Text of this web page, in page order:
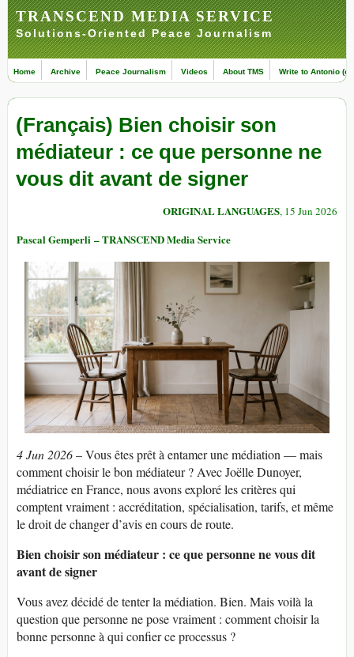
TRANSCEND MEDIA SERVICE
Solutions-Oriented Peace Journalism
Home Archive Peace Journalism Videos About TMS Write to Antonio
(Français) Bien choisir son
médiateur : ce que personne ne
vous dit avant de signer
ORIGINAL LANGUAGES, 15 Jun 2026
Pascal Gemperli – TRANSCEND Media Service
4 Jun 2026– Vous êtes prêt à entamer une médiation — mais
comment choisir le bon médiateur ? Avec Joëlle Dunoyer,
médiatrice en France, nous avons exploré les critères qui
comptent vraiment : accréditation, spécialisation, tarifs, et même
le droit de changer d’avis en cours de route.
Bien choisir son médiateur : ce que personne ne vous dit
avant de signer
Vous avez décidé de tenter la médiation. Bien. Mais voilà la
question que personne ne pose vraiment : comment choisir la
bonne personne à qui confier ce processus ?